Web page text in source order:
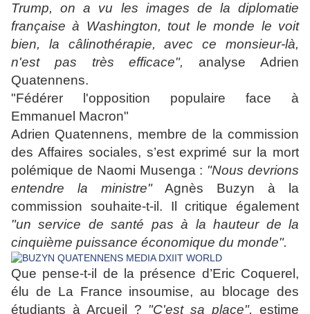
Trump, on a vu les images de la diplomatie
française à Washington, tout le monde le voit
bien, la câlinothérapie, avec ce monsieur-là,
n'est pas très efficace",analyse Adrien
Quatennens.
"Fédérer l'opposition populaire face à
Emmanuel Macron"
Adrien Quatennens, membre de la commission
des Affaires sociales, s’est exprimé sur la mort
polémique de Naomi Musenga : "Nous devrions
entendre la ministre"Agnès Buzyn à la
commission souhaite-t-il. Il critique également
"un service de santé pas à la hauteur de la
cinquième puissance économique du monde".
Que pense-t-il de la présence d’Eric Coquerel,
élu de La France insoumise, au blocage des
étudiants à Arcueil ? "C'est sa place", estime